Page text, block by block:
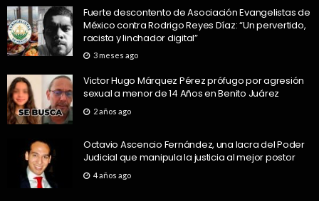
Fuerte descontento de Asociación Evangelistas de
México contra Rodrigo Reyes Díaz: “Un pervertido,
racista y linchador digital”
3 meses ago
Victor Hugo Márquez Pérez prófugo por agresión
sexual a menor de 14 Años en Benito Juárez
2 años ago
Octavio Ascencio Fernández, una lacra del Poder
Judicial que manipula la justicia al mejor postor
4 años ago